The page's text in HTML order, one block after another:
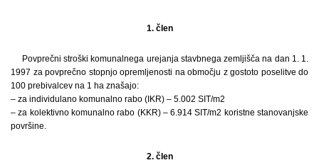
1. člen
Povprečni stroški komunalnega urejanja stavbnega zemljišča na dan 1. 1.
1997 za povprečno stopnjo opremljenosti na območju z gostoto poselitve do
100 prebivalcev na 1 ha znašajo:
– za individulano komunalno rabo (IKR) – 5.002 SIT/m2
– za kolektivno komunalno rabo (KKR) – 6.914 SIT/m2 koristne stanovanjske
površine.
2. člen